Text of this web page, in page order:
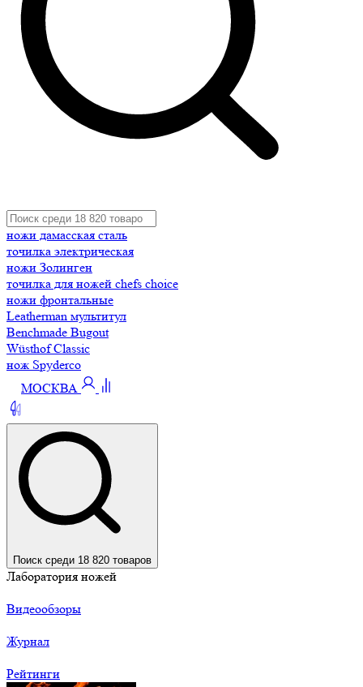
ножи дамасская сталь
точилка электрическая
ножи Золинген
точилка для ножей chefs choice
ножи фронтальные
Leatherman мультитул
Benchmade Bugout
Wüsthof Classic
нож Spyderco
МОСКВА
Поиск среди 18 820 товаров
Лаборатория ножей
Видеообзоры
Журнал
Рейтинги